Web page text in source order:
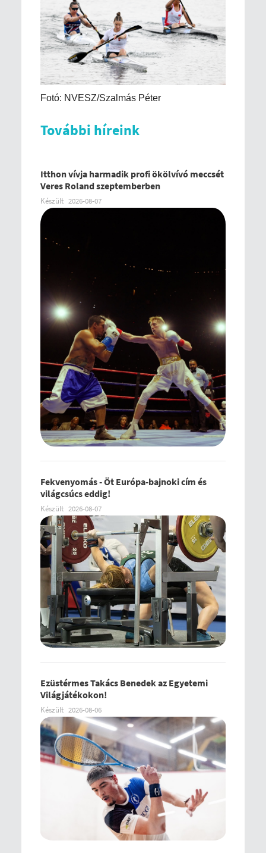
Fotó: NVESZ/Szalmás Péter
További híreink
Itthon vívja harmadik profi ökölvívó meccsét
Veres Roland szeptemberben
Készült 2026-08-07
Fekvenyomás - Öt Európa-bajnoki cím és
világcsúcs eddig!
Készült 2026-08-07
Ezüstérmes Takács Benedek az Egyetemi
Világjátékokon!
Készült 2026-08-06